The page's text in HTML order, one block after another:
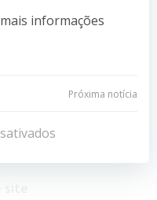
informações
Navegação
Próxima notícia